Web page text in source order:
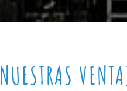
NUESTRAS